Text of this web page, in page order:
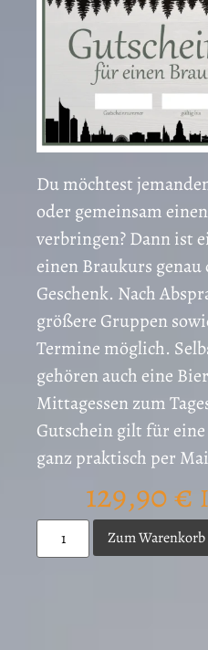
Du möchtest
oder gemeinsam
verbringen? Dann ist
einen Braukurs
Geschenk. Nach
größere Gruppen
Termine möglich.
gehören auch eine
Mittagessen zum
Gutschein gilt für
ganz praktisch per
129,90€
Zum